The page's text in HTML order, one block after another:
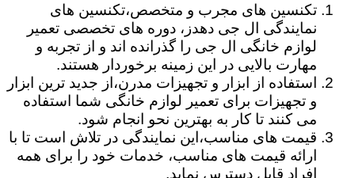
تکنسین های مجرب و متخصص،تکنسین های
نمایندگی ال جی دهدز، دوره های تخصصی تعمیر
لوازم خانگی ال جی را گذرانده اند و از تجربه و
مهارت بالایی در این زمینه برخوردار هستند.
استفاده از ابزار و تجهیزات مدرن،از جدید ترین ابزار
و تجهیزات برای تعمیر لوازم خانگی شما استفاده
می کنند تا کار به بهترین نحو انجام شود.
قیمت های مناسب،این نمایندگی در تلاش است تا با
ارائه قیمت های مناسب، خدمات خود را برای همه
افراد قابل دسترس نماید.